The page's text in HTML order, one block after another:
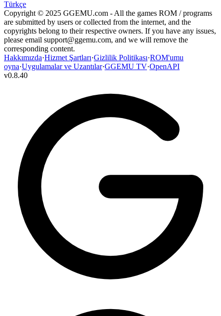
Türkçe
Copyright © 2025 GGEMU.com - All the games ROM / programs
are submitted by users or collected from the internet, and the
copyrights belong to their respective owners. If you have any issues,
please email support@ggemu.com, and we will remove the
corresponding content.
Hakkımızda·Hizmet Şartları·Gizlilik Politikası·ROM'umu
oyna·Uygulamalar ve Uzantılar·GGEMU TV·OpenAPI
v0.8.40